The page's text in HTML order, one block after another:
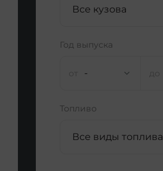
Все кузова
Год выпуска
-
Топливо
Все виды топлива